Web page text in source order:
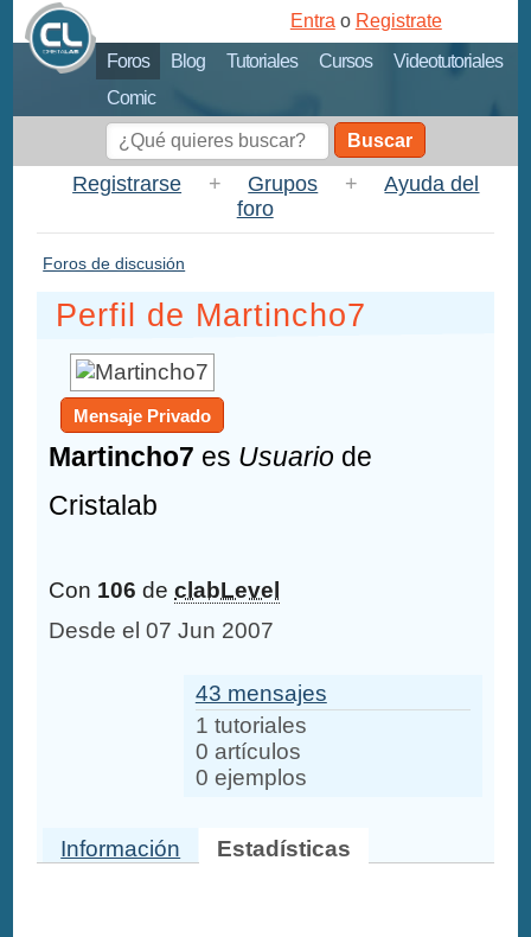
Foros Blog Tutoriales Cursos
Videotutoriales
Comic
Entra o Registrate
Buscar
Registrarse + Grupos +
Ayuda del
foro
Foros de discusión
Perfil de Martincho7
Mensaje Privado
Martincho7 es Usuario de
Cristalab
Con 106 declabLevel
Desde el 07 Jun 2007
43 mensajes
1 tutoriales
0 artículos
0 ejemplos
Información Estadísticas